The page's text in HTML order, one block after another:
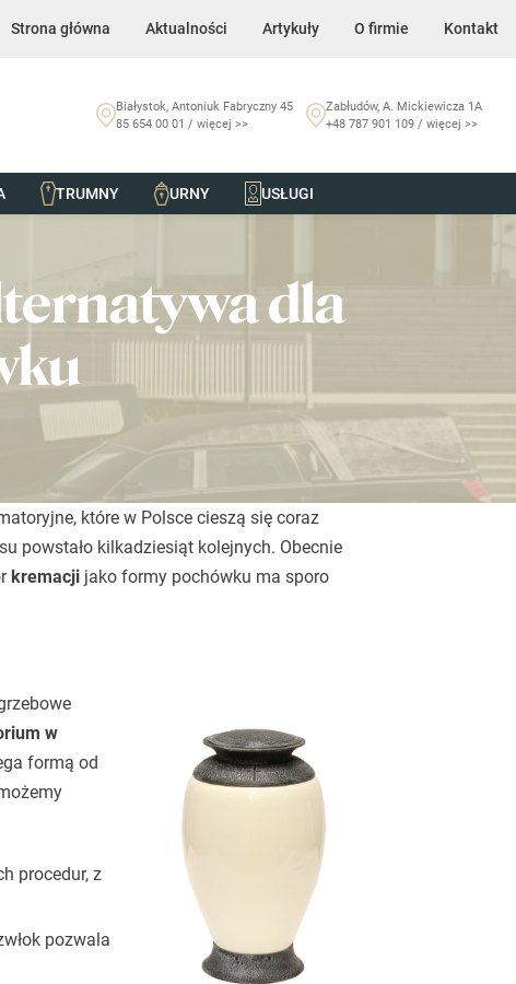
Strona główna Aktualności Artykuły O firmie Kontakt
Białystok, Antoniuk Fabryczny 45
85 654 00 01 / więcej >>
Zabłudów, A. Mickiewicza 1A
+48 787 901 109 / więcej >>
TRUMNY URNY USŁUGI
dla
które w Polsce cieszą się coraz
powstało kilkadziesiąt kolejnych. Obecnie
kremacji jako formy pochówku ma sporo
w
formą od
procedur, z
pozwala